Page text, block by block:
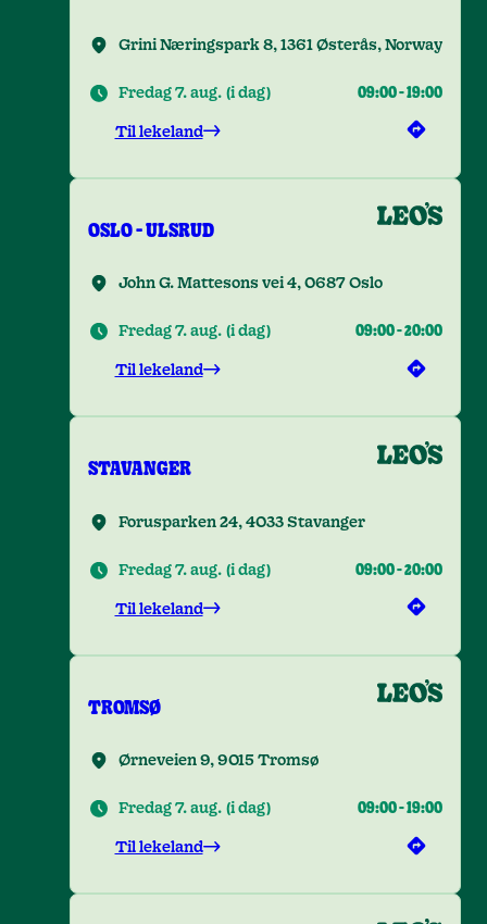
Grini Næringspark 8, 1361 Østerås, Norway
Fredag 7. aug. (i dag) 09:00-19:00
Til lekeland
OSLO - ULSRUD
John G. Mattesons vei 4, 0687 Oslo
Fredag 7. aug. (i dag) 09:00-20:00
Til lekeland
STAVANGER
Forusparken 24, 4033 Stavanger
Fredag 7. aug. (i dag) 09:00-20:00
Til lekeland
TROMSØ
Ørneveien 9, 9015 Tromsø
Fredag 7. aug. (i dag) 09:00-19:00
Til lekeland